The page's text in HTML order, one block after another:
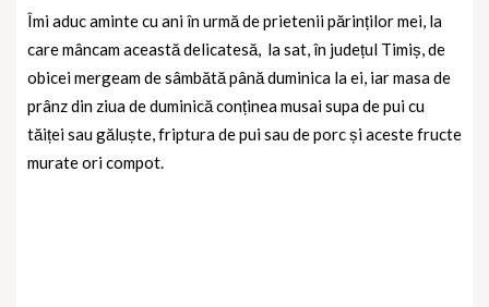
Îmi aduc aminte cu ani în urmă de prietenii părinților mei, la
care mâncam această delicatesă, la sat, în județul Timiș, de
obicei mergeam de sâmbătă până duminica la ei, iar masa de
prânz din ziua de duminică conținea musai supa de pui cu
tăiței sau găluște, friptura de pui sau de porc și aceste fructe
murate ori compot.